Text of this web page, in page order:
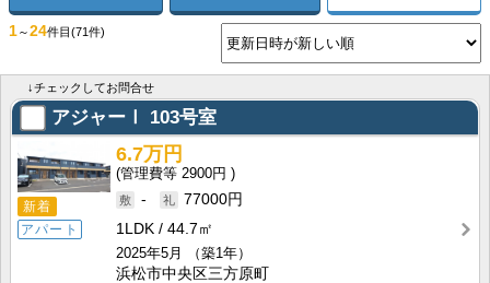
1～24件目 (71件)
↓チェックしてお問合せ
アジャーⅠ 103号室
新着
アパート
6.7万円
2900円
-
77000円
1LDK
44.7㎡
2025年5月
（築1年）
浜松市中央区三方原町